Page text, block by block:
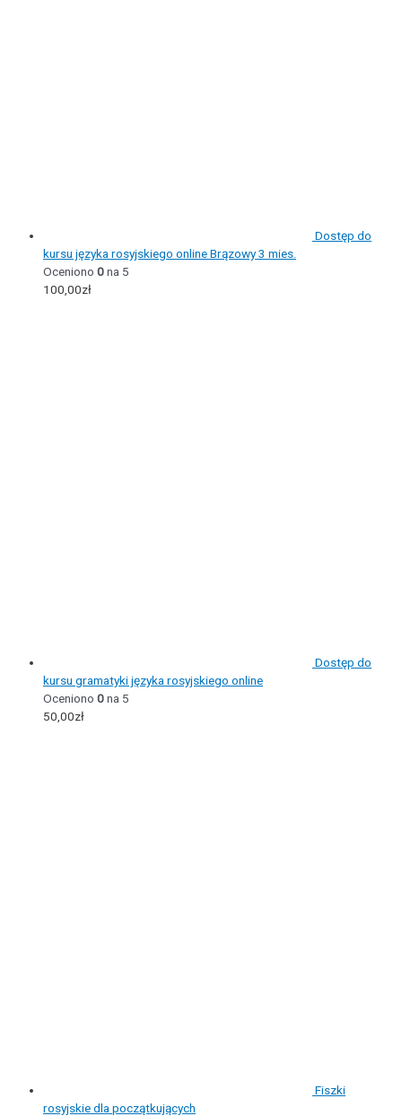
Dostęp do
kursu języka rosyjskiego online Brązowy 3 mies.
Oceniono 0na 5
100,00zł
Dostęp do
kursu gramatyki języka rosyjskiego online
Oceniono 0na 5
50,00zł
Fiszki
rosyjskie dla początkujących